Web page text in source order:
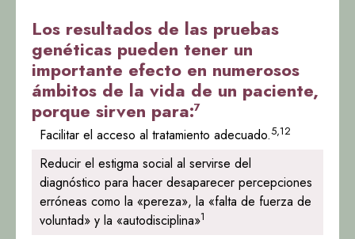
Los resultados de las pruebas
genéticas pueden tener un
importante efecto en numerosos
ámbitos de la vida de un paciente,
porque sirven para:7
Facilitar el acceso al tratamiento adecuado.5,12
Reducir el estigma social al servirse del
diagnóstico para hacer desaparecer percepciones
erróneas como la «pereza», la «falta de fuerza de
voluntad» y la «autodisciplina»1